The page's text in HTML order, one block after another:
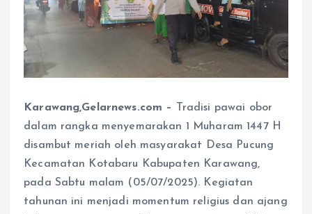
Karawang,Gelarnews.com –
Tradisi pawai obor
dalam rangka menyemarakan 1 Muharam 1447 H
disambut meriah oleh masyarakat Desa Pucung
Kecamatan Kotabaru Kabupaten Karawang,
pada Sabtu malam (05/07/2025). Kegiatan
tahunan ini menjadi momentum religius dan ajang